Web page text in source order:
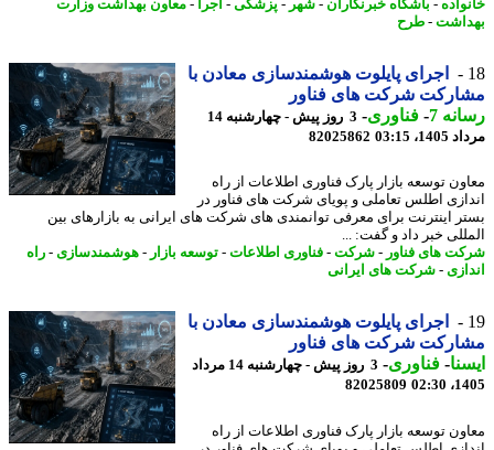
- باشگاه خبرنگاران- شهر -پزشکی-اجرا -معاون بهداشت وزارت
-طرح
اجرای پایلوت هوشمندسازی معادن با
شرکت های فناور
7
-فناوری-
3 روز پیش - چهارشنبه 14
03:15
82025862
توسعه بازار پارک فناوری اطلاعات از راه
اطلس تعاملی و پویای شرکت های فناور در
اینترنت برای معرفی توانمندی های شرکت های ایرانی به بازارهای بین
خبر داد و گفت: ...
های فناور-شرکت-فناوری اطلاعات-توسعه بازار - هوشمندسازی- راه
- شرکت های ایرانی
اجرای پایلوت هوشمندسازی معادن با
شرکت های فناور
-فناوری-
3 روز پیش - چهارشنبه 14 مرداد
82025809
توسعه بازار پارک فناوری اطلاعات از راه